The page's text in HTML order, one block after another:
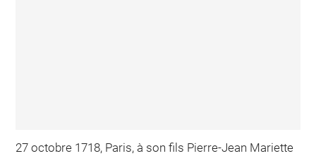
27 octobre 1718, Paris, à son fils Pierre-Jean Mariette